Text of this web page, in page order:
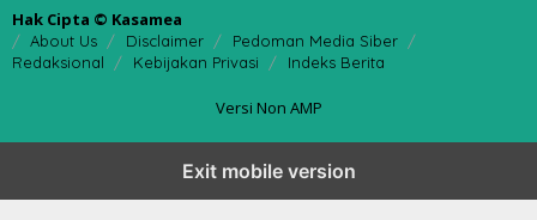
Hak Cipta © Kasamea
About Us Disclaimer
Pedoman Media Siber
Redaksional
Kebijakan Privasi Indeks Berita
Versi Non AMP
Exit mobile version